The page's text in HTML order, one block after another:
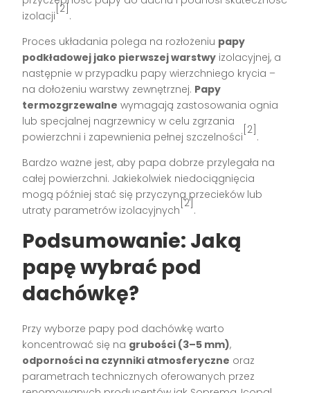
izolacji
[2]
.
Proces układania polega na rozłożeniu papy
podkładowej jako pierwszej warstwy izolacyjnej, a
następnie w przypadku papy wierzchniego krycia –
na dołożeniu warstwy zewnętrznej. Papy
termozgrzewalne wymagają zastosowania ognia
lub specjalnej nagrzewnicy w celu zgrzania
powierzchni i zapewnienia pełnej szczelności
[2]
.
Bardzo ważne jest, aby papa dobrze przylegała na
całej powierzchni. Jakiekolwiek niedociągnięcia
mogą później stać się przyczyną przecieków lub
utraty parametrów izolacyjnych
[2]
.
Podsumowanie: Jaką
papę wybrać pod
dachówkę?
Przy wyborze papy pod dachówkę warto
koncentrować się na grubości (3–5 mm),
odporności na czynniki atmosferyczne oraz
parametrach technicznych oferowanych przez